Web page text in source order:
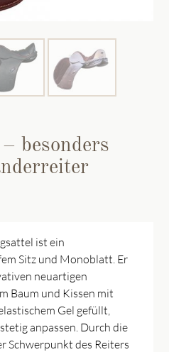
besonders
ist ein
Sitz und Monoblatt. Er
neuartigen
Baum und Kissen mit
Gel gefüllt,
anpassen. Durch die
Schwerpunkt des Reiters